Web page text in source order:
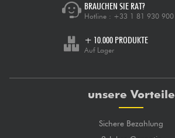
BRAUCHEN SIE RAT?
Hotline : +33 1 81 930 900
+ 10.000 PRODUKTE
Auf Lager
unsere Vorteile
Sichere Bezahlung